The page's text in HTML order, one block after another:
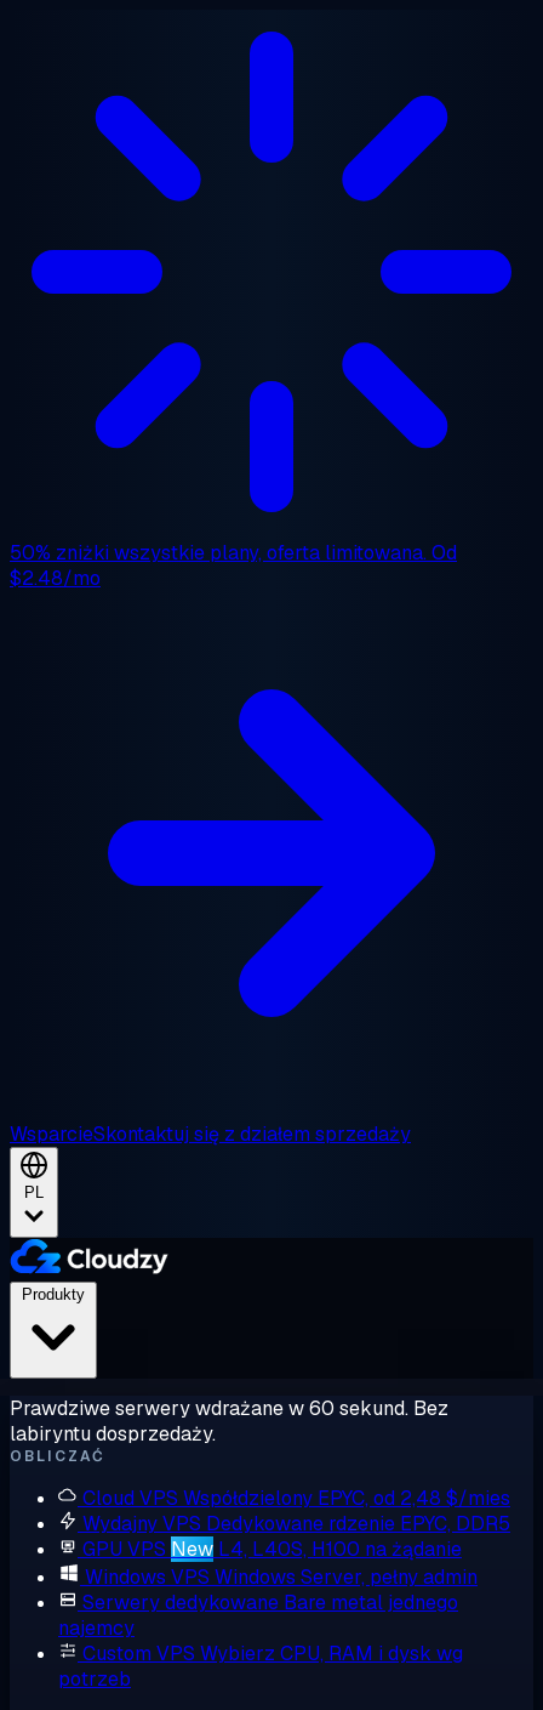
50% zniżki wszystkie plany, oferta limitowana. Od
$2.48/mo
WsparcieSkontaktuj się z działem sprzedaży
PL
Prawdziwe serwery wdrażane w 60 sekund. Bez
labiryntu dosprzedaży.
OBLICZAĆ
Cloud VPS Współdzielony EPYC, od 2,48 $/mies
Wydajny VPS Dedykowane rdzenie EPYC, DDR5
GPU VPS New L4, L40S, H100 na żądanie
Windows VPS Windows Server, pełny admin
Serwery dedykowane Bare metal jednego
najemcy
Custom VPS Wybierz CPU, RAM i dysk wg
potrzeb